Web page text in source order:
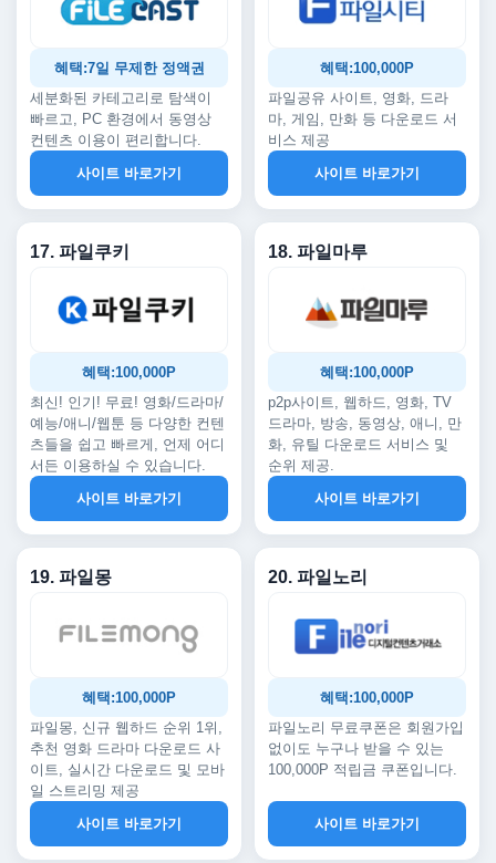
혜택:7일 무제한 정액권
세분화된 카테고리로 탐색이
빠르고, PC 환경에서 동영상
컨텐츠 이용이 편리합니다.
사이트 바로가기
혜택:100,000P
파일공유 사이트, 영화, 드라
마, 게임, 만화 등 다운로드 서
비스 제공
사이트 바로가기
17. 파일쿠키
혜택:100,000P
최신! 인기! 무료! 영화/드라마/
예능/애니/웹툰 등 다양한 컨텐
츠들을 쉽고 빠르게, 언제 어디
서든 이용하실 수 있습니다.
사이트 바로가기
18. 파일마루
혜택:100,000P
p2p사이트, 웹하드, 영화, TV
드라마, 방송, 동영상, 애니, 만
화, 유틸 다운로드 서비스 및
순위 제공.
사이트 바로가기
19. 파일몽
혜택:100,000P
파일몽, 신규 웹하드 순위 1위,
추천 영화 드라마 다운로드 사
이트, 실시간 다운로드 및 모바
일 스트리밍 제공
사이트 바로가기
20. 파일노리
혜택:100,000P
파일노리 무료쿠폰은 회원가입
없이도 누구나 받을 수 있는
100,000P 적립금 쿠폰입니다.
사이트 바로가기